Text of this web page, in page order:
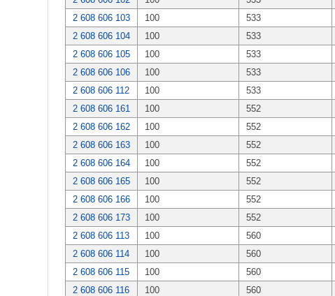
2 608 606 103
100 533
2 608 606 104
100 533
2 608 606 105
100 533
2 608 606 106
100 533
2 608 606 112
100 533
2 608 606 161
100 552
2 608 606 162
100 552
2 608 606 163
100 552
2 608 606 164
100 552
2 608 606 165
100 552
2 608 606 166
100 552
2 608 606 173
100 552
2 608 606 113
100 560
2 608 606 114
100 560
2 608 606 115
100 560
2 608 606 116
100 560